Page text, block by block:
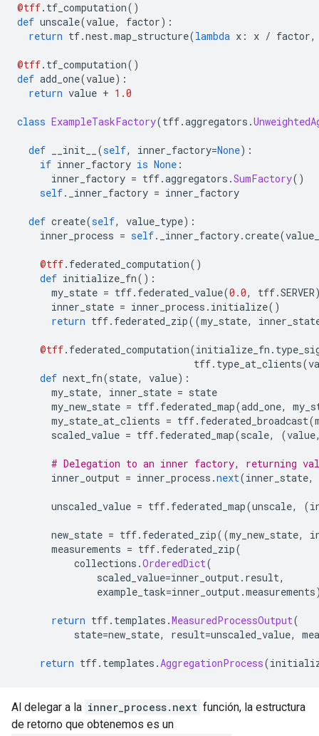
@tff. tf_computation()
def unscale(value, factor):
return tf.nest.map_structure(lambda x : x / factor,
@tff. tf_computation()
def add_one(value):
return value + 1.0
class ExampleTaskFactory(tff.aggregators .
def __init__ (self, inner_factory=None):
if inner_factory is None :
inner_factory = tff.aggregators .SumFactory()
self. _inner_factory = inner_factory
def create(self, value_type):
inner_process = self. _inner_factory.create(
@tff. federated_computation()
def initialize_fn():
my_state = tff. federated_value(0.0, tff.SERVER
inner_state = inner_process . initialize()
return tff. federated_zip((my_state,
@tff. federated_computation(initialize_fn .
tff. type_at_clients(
def next_fn(state, value):
my_state, inner_state = state
my_new_state = tff. federated_map(add_one,
my_state_at_clients = tff. federated_broadcast(
scaled_value = tff. federated_map(scale, (value
# Delegation to an inner factory, returning
inner_output = inner_process .next(inner_state,
unscaled_value = tff. federated_map(unscale, (
new_state = tff. federated_zip((my_new_state,
measurements = tff. federated_zip(
collections .OrderedDict(
scaled_value=inner_output. result,
example_task=inner_output.measurements
return tff. templates .MeasuredProcessOutput(
state=new_state, result=unscaled_value,
return tff. templates .AggregationProcess(
Al delegar a la inner_process.next función, la estructura
de retorno que obtenemos es un